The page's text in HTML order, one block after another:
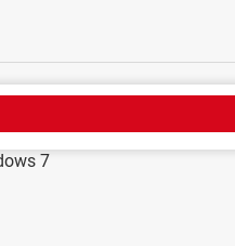
7
el teclado